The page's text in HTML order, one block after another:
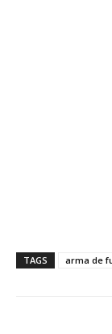
TAGS arma de